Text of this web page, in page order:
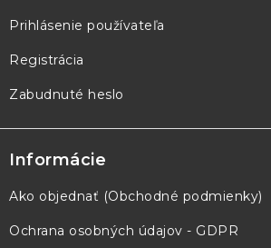
Prihlásenie používateľa
Registrácia
Zabudnuté heslo
Informácie
Ako objednať (Obchodné podmienky)
Ochrana osobných údajov - GDPR